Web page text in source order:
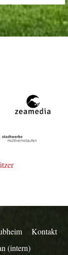
zeamedia,
Müllheim-
Kontakt
(intern)